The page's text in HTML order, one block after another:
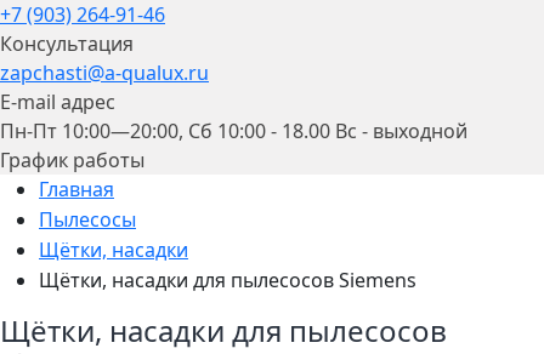
+7 (903) 264-91-46
Консультация
zapchasti@a-qualux.ru
E-mail адрес
Пн-Пт 10:00—20:00, Сб 10:00 - 18.00 Вс - выходной
График работы
Главная
Пылесосы
Щётки, насадки
Щётки, насадки для пылесосов Siemens
Щётки, насадки для пылесосов